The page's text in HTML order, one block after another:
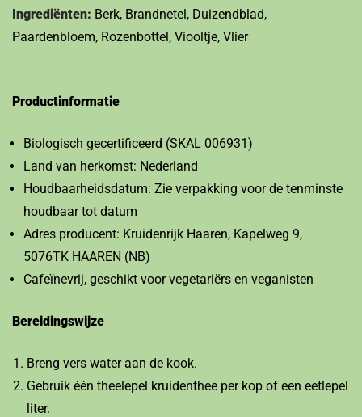
Ingrediënten: Berk, Brandnetel, Duizendblad,
Paardenbloem, Rozenbottel, Viooltje, Vlier
Productinformatie
Biologisch gecertificeerd (SKAL 006931)
Land van herkomst: Nederland
Houdbaarheidsdatum: Zie verpakking voor de tenminste
houdbaar tot datum
Adres producent: Kruidenrijk Haaren, Kapelweg 9,
5076TK HAAREN (NB)
Cafeïnevrij, geschikt voor vegetariërs en veganisten
Bereidingswijze
Breng vers water aan de kook.
Gebruik één theelepel kruidenthee per kop of een eetlepel
liter.